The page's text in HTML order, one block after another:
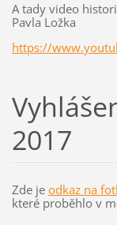
A tady video
Pavla Ložka
https://
2017
Zde je odkaz na
které proběhlo v